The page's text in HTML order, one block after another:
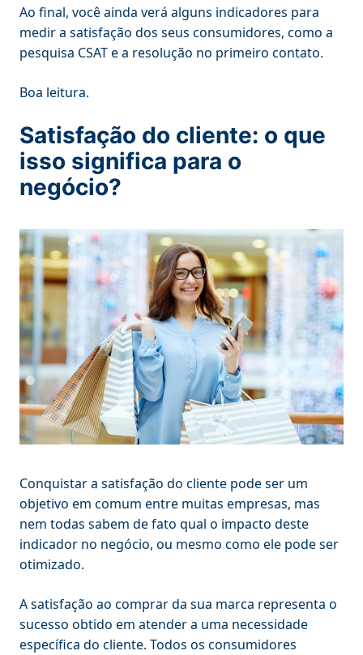
Ao final, você ainda verá alguns indicadores para
medir a satisfação dos seus consumidores, como a
pesquisa CSAT e a resolução no primeiro contato.
Boa leitura.
Satisfação do cliente: o que
isso significa para o
negócio?
Conquistar a satisfação do cliente pode ser um
objetivo em comum entre muitas empresas, mas
nem todas sabem de fato qual o impacto deste
indicador no negócio, ou mesmo como ele pode ser
otimizado.
A satisfação ao comprar da sua marca representa o
sucesso obtido em atender a uma necessidade
específica do cliente. Todos os consumidores